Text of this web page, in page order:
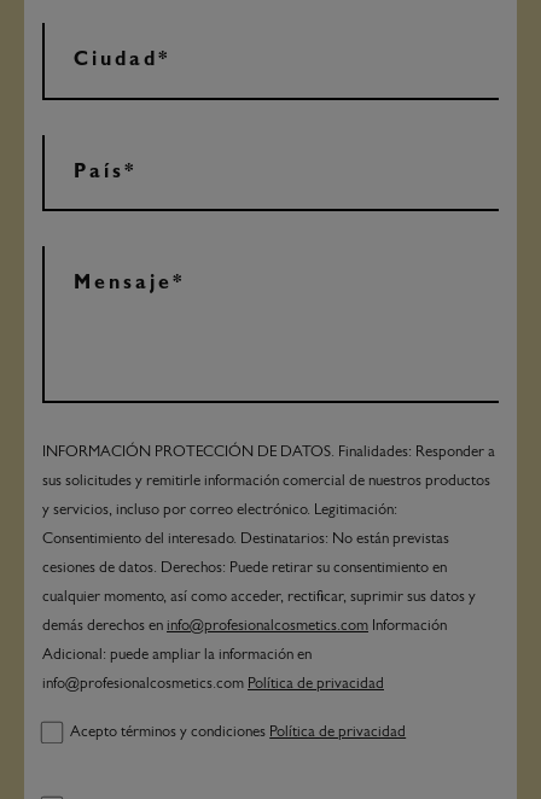
INFORMACIÓN PROTECCIÓN DE DATOS. Finalidades: Responder a
sus solicitudes y remitirle información comercial de nuestros productos
y servicios, incluso por correo electrónico. Legitimación:
Consentimiento del interesado. Destinatarios: No están previstas
cesiones de datos. Derechos: Puede retirar su consentimiento en
cualquier momento, así como acceder, rectificar, suprimir sus datos y
demás derechos en info@profesionalcosmetics.com Información
Adicional: puede ampliar la información en
info@profesionalcosmetics.com Política de privacidad
Acepto términos y condiciones Política de privacidad